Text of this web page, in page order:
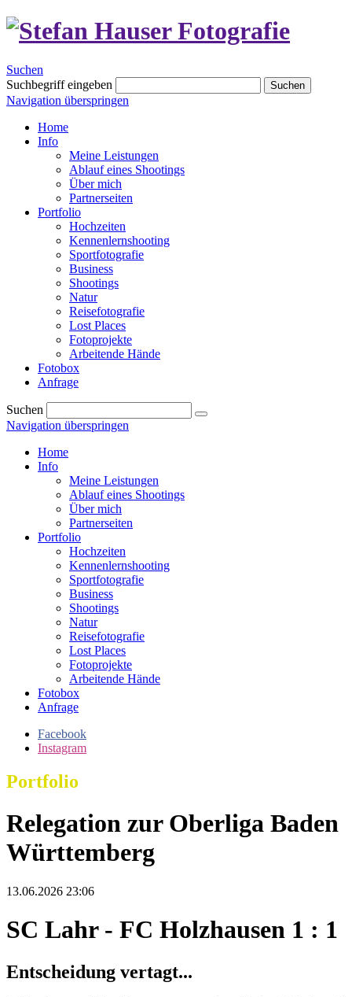
Suchen
Suchbegriff eingeben
Suchen
Navigation überspringen
Home
Info
Meine Leistungen
Ablauf eines Shootings
Über mich
Partnerseiten
Portfolio
Hochzeiten
Kennenlernshooting
Sportfotografie
Business
Shootings
Natur
Reisefotografie
Lost Places
Fotoprojekte
Arbeitende Hände
Fotobox
Anfrage
Suchen
Navigation überspringen
Home
Info
Meine Leistungen
Ablauf eines Shootings
Über mich
Partnerseiten
Portfolio
Hochzeiten
Kennenlernshooting
Sportfotografie
Business
Shootings
Natur
Reisefotografie
Lost Places
Fotoprojekte
Arbeitende Hände
Fotobox
Anfrage
Facebook
Instagram
Portfolio
Relegation zur Oberliga Baden
Württemberg
13.06.2026 23:06
SC Lahr - FC Holzhausen 1 : 1
Entscheidung vertagt...